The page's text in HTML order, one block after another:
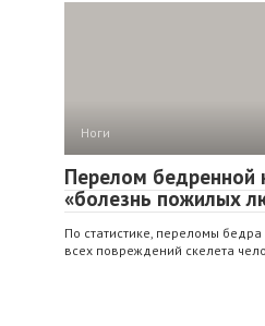
Ноги
Перелом бедренной
«болезнь пожилых
По статистике, переломы
всех повреждений скелета